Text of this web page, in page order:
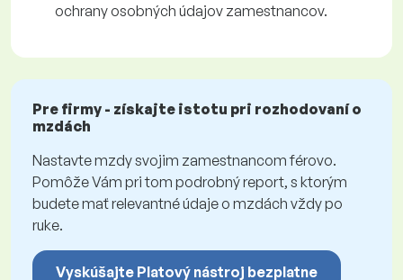
ochrany osobných údajov zamestnancov.
Pre firmy - získajte istotu pri rozhodovaní o
mzdách
Nastavte mzdy svojim zamestnancom férovo.
Pomôže Vám pri tom podrobný report, s ktorým
budete mať relevantné údaje o mzdách vždy po
ruke.
Vyskúšajte Platový nástroj bezplatne